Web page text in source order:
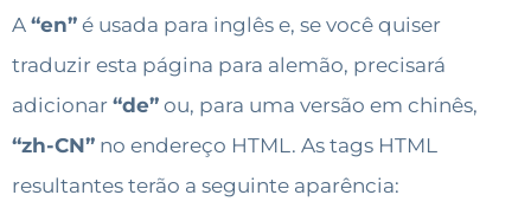
A “en” é usada para inglês e, se você quiser
traduzir esta página para alemão, precisará
adicionar “de” ou, para uma versão em chinês,
“zh-CN” no endereço HTML. As tags HTML
resultantes terão a seguinte aparência: